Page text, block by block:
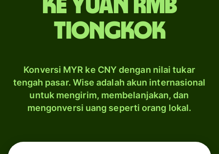
ke yuan rmb
Tiongkok
Konversi MYR ke CNY dengan nilai tukar
tengah pasar. Wise adalah akun internasional
untuk mengirim, membelanjakan, dan
mengonversi uang seperti orang lokal.